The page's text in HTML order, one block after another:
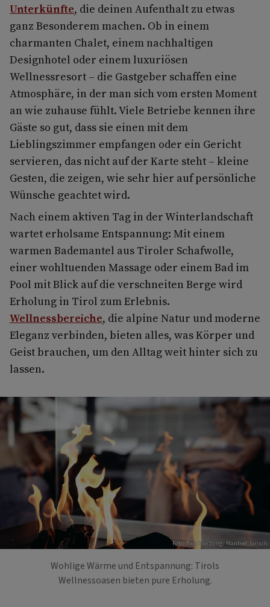
Unterkünfte, die deinen Aufenthalt zu etwas
ganz Besonderem machen. Ob in einem
charmanten Chalet, einem nachhaltigen
Designhotel oder einem luxuriösen
Wellnessresort – die Gastgeber schaffen eine
Atmosphäre, in der man sich vom ersten Moment
an wie zuhause fühlt. Viele Betriebe kennen ihre
Gäste so gut, dass sie einen mit dem
Lieblingszimmer empfangen oder ein Gericht
servieren, das nicht auf der Karte steht – kleine
Gesten, die zeigen, wie sehr hier auf persönliche
Wünsche geachtet wird.
Nach einem aktiven Tag in der Winterlandschaft
wartet erholsame Entspannung: Mit einem
warmen Bademantel aus Tiroler Schafwolle,
einer wohltuenden Massage oder einem Bad im
Pool mit Blick auf die verschneiten Berge wird
Erholung in Tirol zum Erlebnis.
Wellnessbereiche, die alpine Natur und moderne
Eleganz verbinden, bieten alles, was Körper und
Geist brauchen, um den Alltag weit hinter sich zu
lassen.
Foto: Tirol Werbung/ Manfred Jarisch
Wohlige Wärme und Entspannung: Tirols
Wellnessoasen bieten pure Erholung.